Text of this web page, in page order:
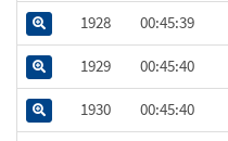
1928 00:45:39
1929 00:45:40
1930 00:45:40